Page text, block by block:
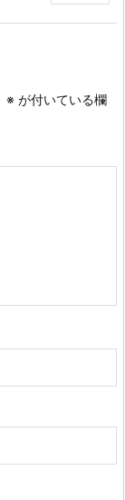
※ が付いている欄